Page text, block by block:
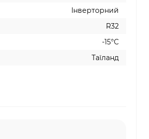
Інверторний
R32
-15°C
Таїланд